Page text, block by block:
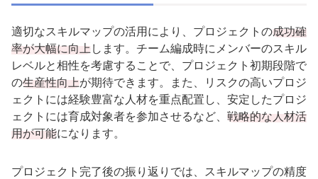
適切なスキルマップの活用により、プロジェクトの成功確
率が大幅に向上 します。チーム編成時にメンバーのスキル
レベルと相性を考慮することで、プロジェクト初期段階で
の生産性向上が期待できます。また、リスクの高いプロジ
ェクトには経験豊富な人材を重点配置し、安定したプロジ
ェクトには育成対象者を参加させるなど、 戦略的な人材活
用が可能になります。
プロジェクト完了後の振り返りでは、スキルマップの精度